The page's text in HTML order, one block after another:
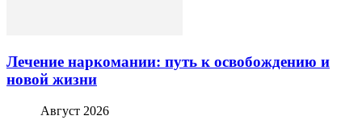
Лечение наркомании: путь к освобождению и
новой жизни
Август 2026